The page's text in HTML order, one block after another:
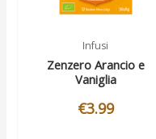
Infusi
Zenzero Arancio e
Vaniglia
€3.99